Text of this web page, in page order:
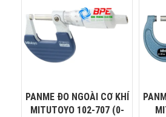
PANME ĐO NGOÀI CƠ KHÍ
MITUTOYO 102-707 (0-
KINH DOANH 2:
KINH DOANH 3: